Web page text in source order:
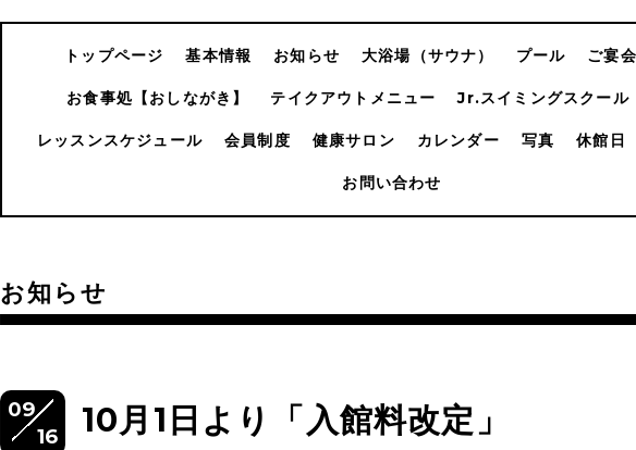
トップページ 基本情報 お知らせ 大浴場（サウナ） プール ご宴
お食事処【おしながき】 テイクアウトメニュー Jr.スイミングスクール
レッスンスケジュール 会員制度 健康サロン カレンダー 写真 休館日
お問い合わせ
お知らせ
09
16
10月1日より「入館料改定」